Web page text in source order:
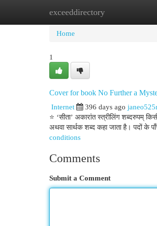
exceeddirectory
Home New Site Listings
Home
1
Cover for book No Further a
Internet
396 days ago
⭐ ‘सीता’ अकारांत स्त्रीलिंग शब्दरुपम्
अथवा सार्थक शब्द कहा जाता है। पदों के
conditions
Comments
Submit a Comment